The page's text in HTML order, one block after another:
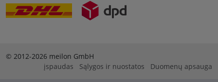
© 2012-2026 meilon GmbH
įspaudas
Sąlygos ir nuostatos Duomenų apsauga